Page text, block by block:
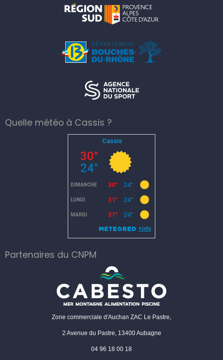
Quelle météo à Cassis ?
Partenaires du CNPM
Zone commerciale d'Auchan ZAC Le Pastre,
2 Avenue du Pastre, 13400 Aubagne
04 96 18 00 18